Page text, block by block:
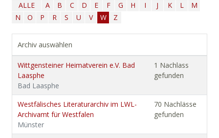
ALLE A B C D E F G H I J K L
M
N
O P R S U V W Z
Archiv auswählen
Wittgensteiner Heimatverein e.V. Bad
Laasphe
Bad Laasphe
1 Nachlass
gefunden
Westfälisches Literaturarchiv im LWL-
Archivamt für Westfalen
Münster
70 Nachlässe
gefunden